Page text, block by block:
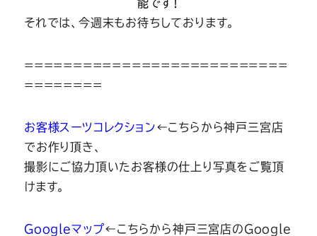
能です！
それでは、今週末もお待ちしております。
===========================
========
お客様スーツコレクション←こちらから神戸三宮店
でお作り頂き、
撮影にご協力頂いたお客様の仕上り写真をご覧頂
けます。
Googleマップ←こちらから神戸三宮店のGoogle